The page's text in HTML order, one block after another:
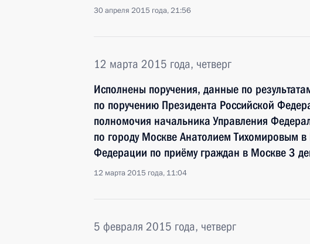
30 апреля 2015 года, 21:56
12 марта 2015 года, четверг
Исполнены поручения, данные по
по поручению Президента Российской
полномочия начальника Управления
по городу Москве Анатолием Тихомировым
Федерации по приёму граждан в Москве 3
12 марта 2015 года, 11:04
5 февраля 2015 года, четверг